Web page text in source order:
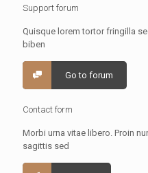
Support forum
Quisque lorem tortor fringilla
biben
Go to forum
Contact form
Morbi urna vitae libero. Proin
sagittis sed